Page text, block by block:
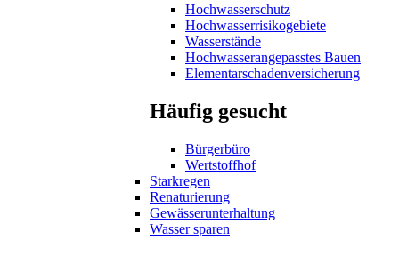
Hochwasserschutz
Hochwasserrisikogebiete
Wasserstände
Hochwasserangepasstes Bauen
Elementarschadenversicherung
Häufig gesucht
Bürgerbüro
Wertstoffhof
Starkregen
Renaturierung
Gewässerunterhaltung
Wasser sparen